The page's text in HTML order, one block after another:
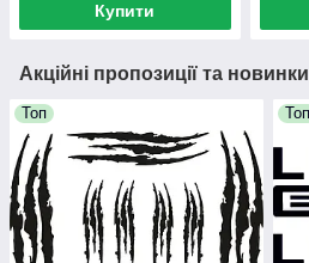
Купити
Акційні пропозиції та новинки
Топ Топ